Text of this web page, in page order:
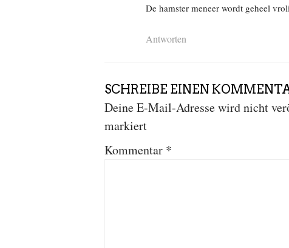
De hamster meneer wordt geheel
Antworten
SCHREIBE EINEN
Deine E-Mail-Adresse wird nicht
markiert
Kommentar *